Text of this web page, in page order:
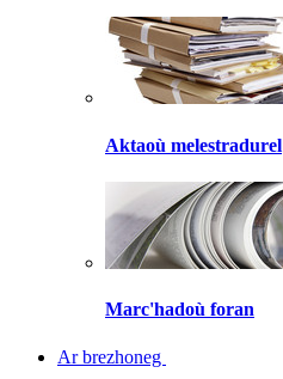
Aktaoù melestradurel
Marc'hadoù foran
Ar brezhoneg